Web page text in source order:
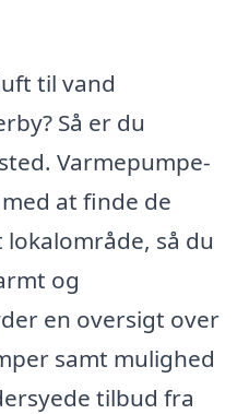
til vand
Så er du
Varmepumpe-
at finde de
så du
og
en oversigt over
samt mulighed
tilbud fra